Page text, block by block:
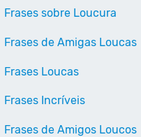
Frases sobre Loucura
Frases de Amigas Loucas
Frases Loucas
Frases Incríveis
Frases de Amigos Loucos